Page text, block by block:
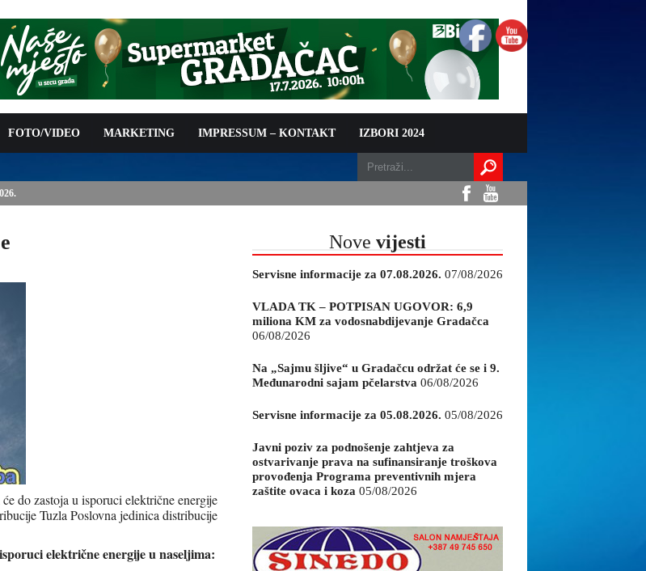
FOTO/VIDEO MARKETING IMPRESSUM – KONTAKT IZBORI 2024
do zastoja u isporuci električne energije
Tuzla Poslovna jedinica distribucije
električne energije u naseljima:
Nove vijesti
Servisne informacije za 07.08.2026. 07/08/2026
VLADA TK – POTPISAN UGOVOR: 6,9
miliona KM za vodosnabdijevanje Gradačca
06/08/2026
Na „Sajmu šljive“ u Gradačcu održat će se i 9.
Međunarodni sajam pčelarstva 06/08/2026
Servisne informacije za 05.08.2026. 05/08/2026
Javni poziv za podnošenje zahtjeva za
ostvarivanje prava na sufinansiranje troškova
provođenja Programa preventivnih mjera
zaštite ovaca i koza 05/08/2026